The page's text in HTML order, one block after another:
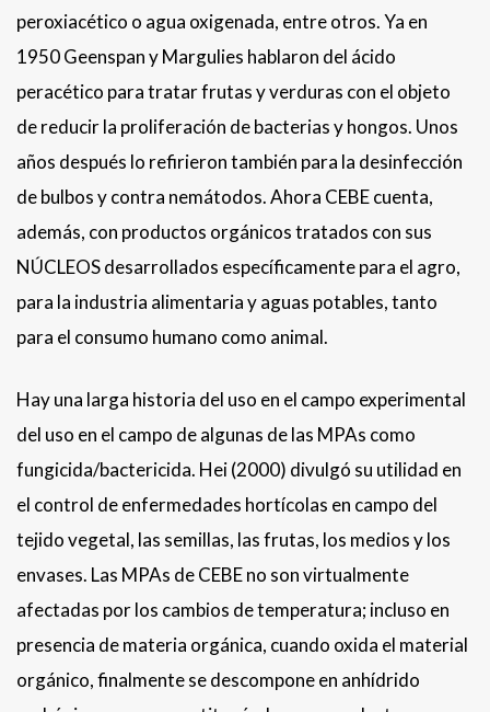
peroxiacético o agua oxigenada, entre otros. Ya en
1950 Geenspan y Margulies hablaron del ácido
peracético para tratar frutas y verduras con el objeto
de reducir la proliferación de bacterias y hongos. Unos
años después lo refirieron también para la desinfección
de bulbos y contra nemátodos. Ahora CEBE cuenta,
además, con productos orgánicos tratados con sus
NÚCLEOS desarrollados específicamente para el agro,
para la industria alimentaria y aguas potables, tanto
para el consumo humano como animal.
Hay una larga historia del uso en el campo experimental
del uso en el campo de algunas de las MPAs como
fungicida/bactericida. Hei (2000) divulgó su utilidad en
el control de enfermedades hortícolas en campo del
tejido vegetal, las semillas, las frutas, los medios y los
envases. Las MPAs de CEBE no son virtualmente
afectadas por los cambios de temperatura; incluso en
presencia de materia orgánica, cuando oxida el material
orgánico, finalmente se descompone en anhídrido